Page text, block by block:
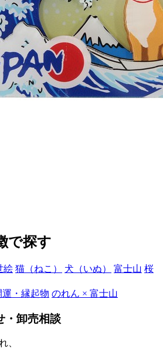
で探す
絵 猫（ねこ） 犬（いぬ） 富士山 桜
・縁起物 のれん × 富士山
・卸売相談
、